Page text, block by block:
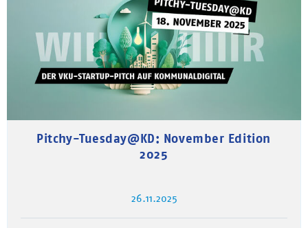
Pitchy-Tuesday@KD: November Edition
2025
26.11.2025